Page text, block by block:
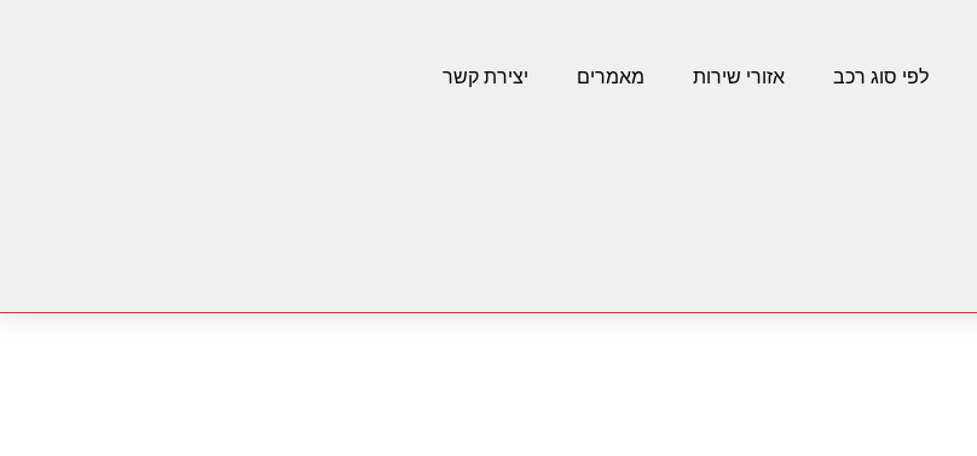
לפי סוג רכב אזורי שירות מאמרים יצירת קשר